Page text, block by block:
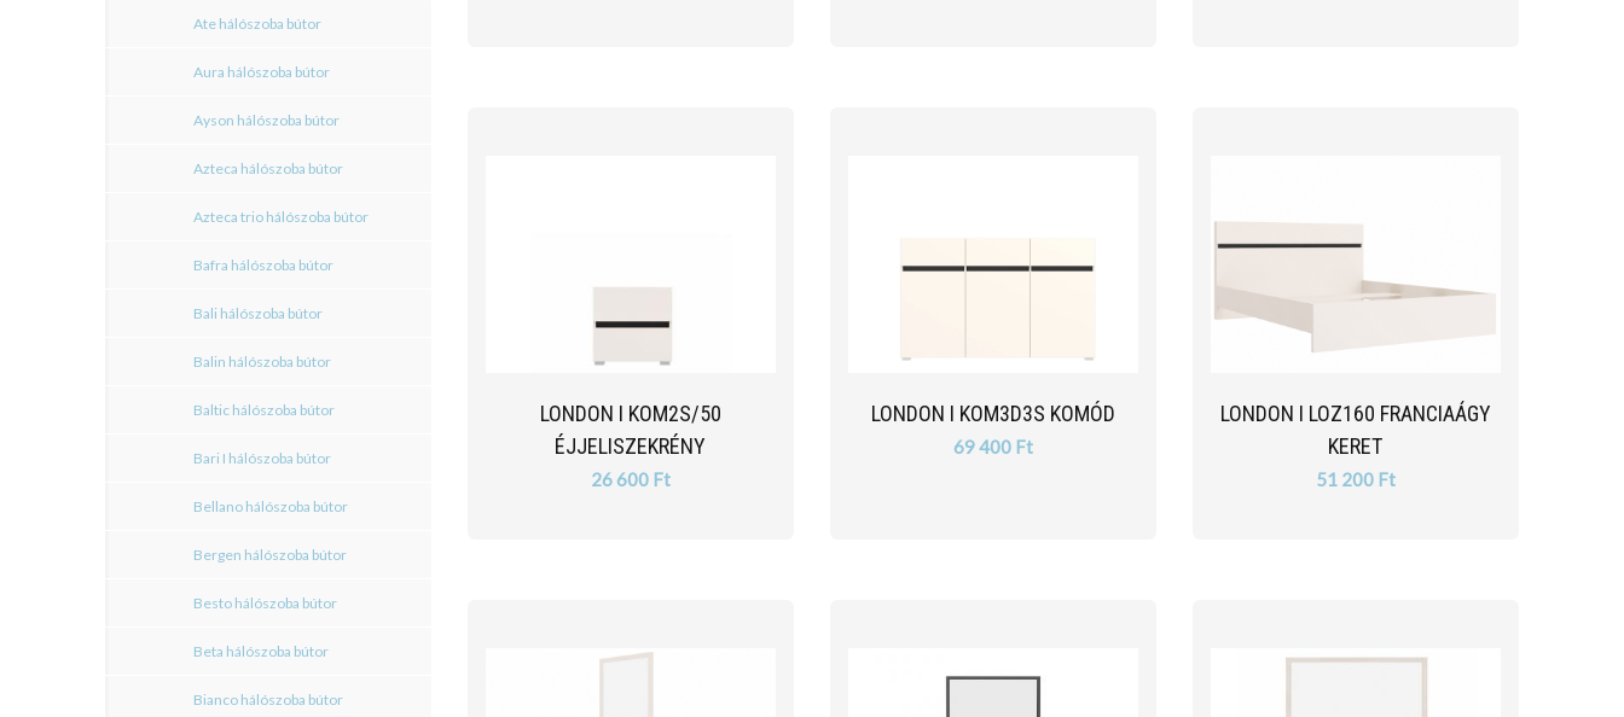
Ate hálószoba bútor
Aura hálószoba bútor
Ayson hálószoba bútor
Azteca hálószoba bútor
Azteca trio hálószoba bútor
Bafra hálószoba bútor
Bali hálószoba bútor
Balin hálószoba bútor
Baltic hálószoba bútor
Bari I hálószoba bútor
Bellano hálószoba bútor
Bergen hálószoba bútor
Besto hálószoba bútor
Beta hálószoba bútor
Bianco hálószoba bútor
LONDON I KOM2S/50
ÉJJELISZEKRÉNY
26 600 Ft
LONDON I KOM3D3S KOMÓD
69 400 Ft
LONDON I LOZ160 FRANCIAÁGY
KERET
51 200 Ft